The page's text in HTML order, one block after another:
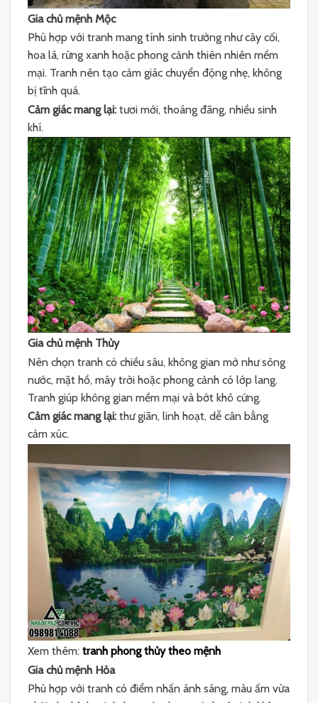
Gia chủ mệnh Mộc
Phù hợp với tranh mang tính sinh trưởng như cây cối,
hoa lá, rừng xanh hoặc phong cảnh thiên nhiên mềm
mại. Tranh nên tạo cảm giác chuyển động nhẹ, không
bị tĩnh quá.
Cảm giác mang lại: tươi mới, thoáng đãng, nhiều sinh
khí.
Gia chủ mệnh Thủy
Nên chọn tranh có chiều sâu, không gian mở như sông
nước, mặt hồ, mây trời hoặc phong cảnh có lớp lang.
Tranh giúp không gian mềm mại và bớt khô cứng.
Cảm giác mang lại: thư giãn, linh hoạt, dễ cân bằng
cảm xúc.
Xem thêm: tranh phong thủy theo mệnh
Gia chủ mệnh Hỏa
Phù hợp với tranh có điểm nhấn ánh sáng, màu ấm vừa